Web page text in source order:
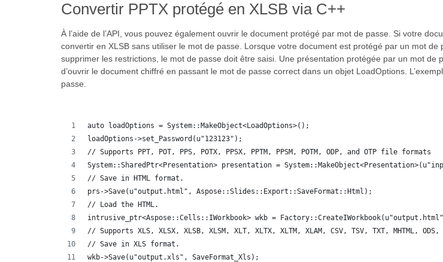
Convertir PPTX protégé en XLSB via C++
À l’aide de l’API, vous pouvez également ouvrir le document protégé par mot de passe. Si votre
convertir en XLSB sans utiliser le mot de passe. Lorsque votre document est protégé par un mot
supprimer les restrictions, le mot de passe doit être saisi. Une présentation protégée par un mot de
d’ouvrir le document chiffré en passant le mot de passe correct dans un objet LoadOptions.
passe.
auto loadOptions = System::MakeObject<LoadOptions>();
loadOptions->set_Password(u"123123");
// Supports PPT, POT, PPS, POTX, PPSX, PPTM, PPSM, POTM, ODP, and OTP file formats
System::SharedPtr<Presentation> presentation =
// Save in HTML format.
prs->Save(u"output.html", Aspose::Slides::Export::SaveFormat::Html);
// Load the HTML.
intrusive_ptr<Aspose::Cells::IWorkbook> wkb =
// Supports XLS, XLSX, XLSB, XLSM, XLT, XLTX, XLTM, XLAM, CSV, TSV, TXT, MHTML, ODS,
// Save in XLS format.
wkb->Save(u"output.xls", SaveFormat_Xls);